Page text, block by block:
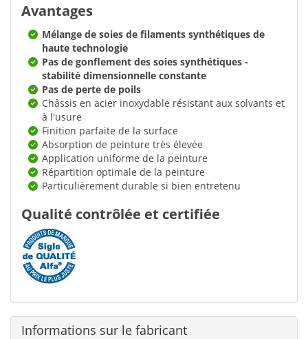
Avantages
Mélange de soies de filaments synthétiques de
haute technologie
Pas de gonflement des soies synthétiques -
stabilité dimensionnelle constante
Pas de perte de poils
Châssis en acier inoxydable résistant aux solvants et
à l'usure
Finition parfaite de la surface
Absorption de peinture très élevée
Application uniforme de la peinture
Répartition optimale de la peinture
Particulièrement durable si bien entretenu
Qualité contrôlée et certifiée
Informations sur le fabricant